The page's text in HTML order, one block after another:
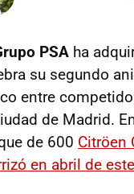
PSA ha
su segundo
entre
de Madrid.
de 600 Citröen
en abril de